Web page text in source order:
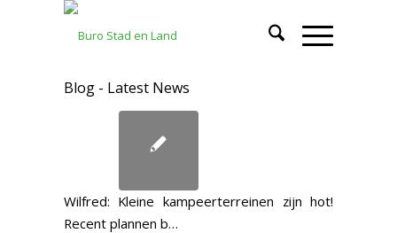
Blog - Latest News
Wilfred: Kleine kampeerterreinen zijn hot!
Recent plannen b…